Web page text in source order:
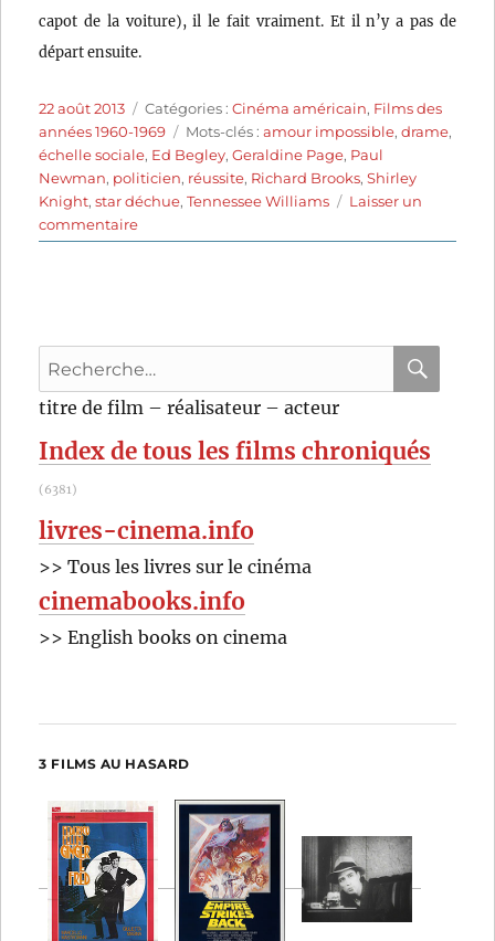
capot de la voiture), il le fait vraiment. Et il n’y a pas de
départ ensuite.
Publié
le
22 août 2013 Catégories
Catégories :Cinéma américain, Films des
années 1960-1969
Étiquettes
Mots-clés :amour impossible,drame,
échelle sociale, Ed Begley,Geraldine Page, Paul
Newman, politicien, réussite, Richard Brooks,Shirley
Knight,star déchue,Tennessee Williams
Laisser un
commentairesur
Doux
de
Brooks
Recherche
pour
:
titre de film – réalisateur – acteur
Index de tous les films chroniqués
(6381)
livres-cinema.info
>> Tous les livres sur le cinéma
cinemabooks.info
>> English books on cinema
3 FILMS AU HASARD